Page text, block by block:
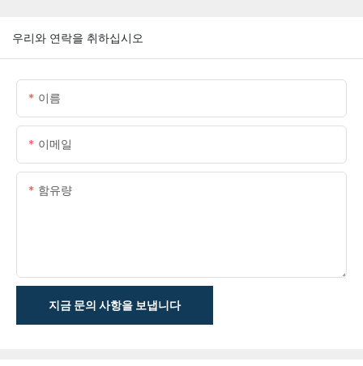
우리와 연락을 취하십시오
이름
이메일
함유량
지금 문의 사항을 보냅니다